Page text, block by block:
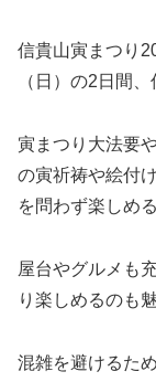
信貴山寅まつり
（日）の2日間
寅まつり大法要
の寅祈祷や絵付
を問わず楽しめ
屋台やグルメも
り楽しめるのも魅
混雑を避けるた